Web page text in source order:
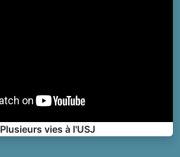
Plusieurs vies à l'USJ